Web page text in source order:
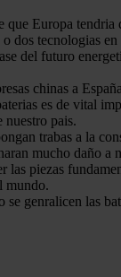
que Europa tendria
dos tecnologias en
del futuro
chinas a
es de vital
nuestro pais.
trabas a la
mucho daño a
las piezas
mundo.
se genralicen las